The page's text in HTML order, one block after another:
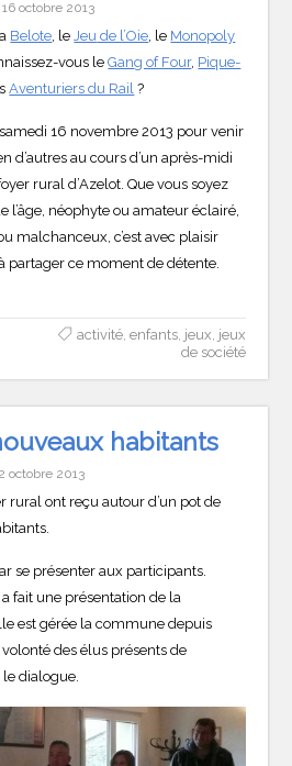
16 octobre 2013
Belote, leJeu de l’Oie, le Monopoly
vous leGang of Four, Pique-
Aventuriers du Rail ?
16 novembre 2013 pour venir
d’autres au cours d’un après-midi
rural d’Azelot. Que vous soyez
l’âge, néophyte ou amateur éclairé,
malchanceux, c’est avec plaisir
partager ce moment de détente.
activité, enfants, jeux, jeux
de société
habitants
octobre 2013
rural ont reçu autour d’un pot de
se présenter aux participants.
fait une présentation de la
est gérée la commune depuis
des élus présents de
dialogue.